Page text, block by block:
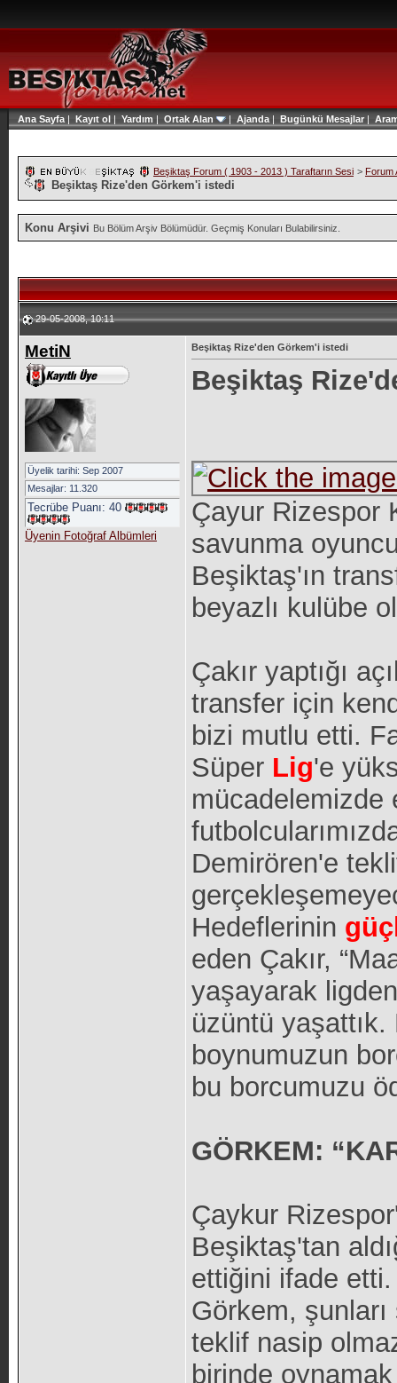
Ana Sayfa | Kayıt ol | Yardım | Ortak Alan | Ajanda | Bugünkü Mesajlar|
Beşiktaş Forum ( 1903 - 2013 ) Taraftarın Sesi > Forum
Beşiktaş Rize'den Görkem'i istedi
Konu Arşivi Bu Bölüm Arşiv Bölümüdür. Geçmiş Konuları Bulabilirsiniz.
29-05-2008, 10:11
MetiN
Üyelik tarihi: Sep 2007
Mesajlar: 11.320
Tecrübe Puanı: 40
Üyenin Fotoğraf Albümleri
Beşiktaş Rize'den Görkem'i istedi
Beşiktaş
Çayur Rizespor
savunma
Beşiktaş'ın
beyazlı kulübe
Çakır yaptığı
transfer için
bizi mutlu etti.
Süper Lig'e
mücadelemizde
Demirören'e
Hedeflerinin
eden Çakır,
yaşayarak
üzüntü
boynumuzun
bu borcumuzu
GÖRKEM:
Çaykur
Beşiktaş'tan
ettiğini ifade etti.
Görkem,
teklif nasip
birinde